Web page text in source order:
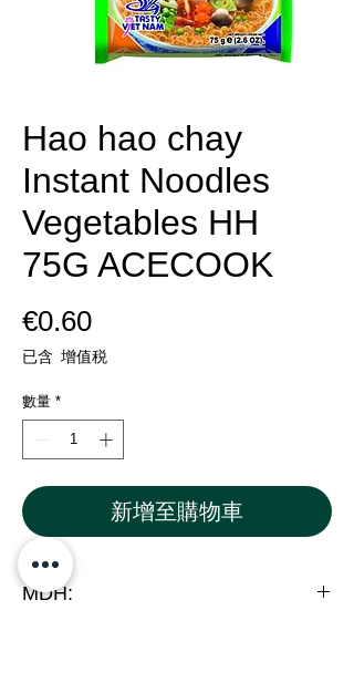
Hao hao chay
Instant Noodles
Vegetables HH
75G ACECOOK
€0.60價
格
已含 增值税
數量 *
新增至購物車
MDH: